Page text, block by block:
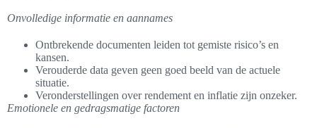
Onvolledige informatie en aannames
Ontbrekende documenten leiden tot gemiste risico’s en
kansen.
Verouderde data geven geen goed beeld van de actuele
situatie.
Veronderstellingen over rendement en inflatie zijn onzeker.
Emotionele en gedragsmatige factoren